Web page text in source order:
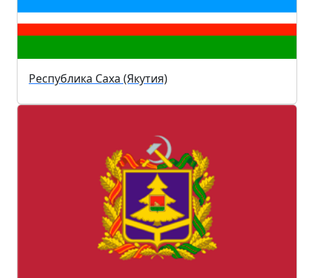
Республика Саха (Якутия)